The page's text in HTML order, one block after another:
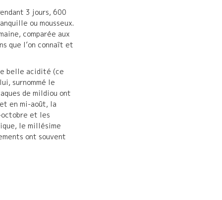
3 jours, 600
ou mousseux.
comparée aux
que l’on connaît et
belle acidité (ce
surnommé le
de mildiou ont
en mi-août, la
et les
le millésime
ont souvent